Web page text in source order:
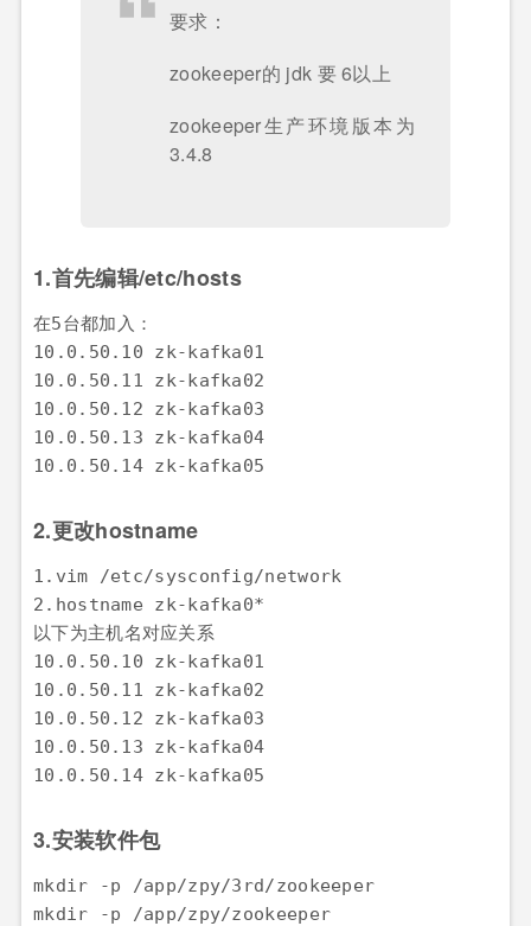
要求：
zookeeper的 jdk 要 6以上
zookeeper生产环境版本为
3.4.8
1.首先编辑/etc/hosts
在5台都加入：
10.0.50.10 zk-kafka01
10.0.50.11 zk-kafka02
10.0.50.12 zk-kafka03
10.0.50.13 zk-kafka04
10.0.50.14 zk-kafka05
2.更改hostname
1.vim /etc/sysconfig/network
2.hostname zk-kafka0*
以下为主机名对应关系
10.0.50.10 zk-kafka01
10.0.50.11 zk-kafka02
10.0.50.12 zk-kafka03
10.0.50.13 zk-kafka04
10.0.50.14 zk-kafka05
3.安装软件包
mkdir -p /app/zpy/3rd/zookeeper
mkdir -p /app/zpy/zookeeper